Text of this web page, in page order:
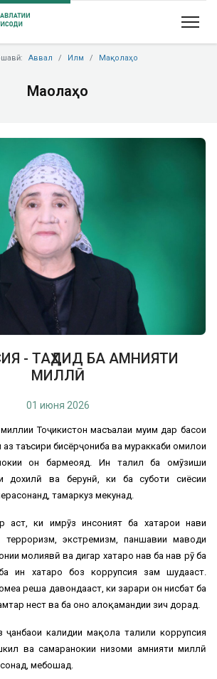
Аввал Илм Мақолаҳо
Мақолаҳо
- ТАҲДИД БА АМНИЯТИ
МИЛЛӢ
01 июня 2026
Тоҷикистон масъалаи муҳим дар баҳсҳои
таъсири бисёрҷониба ва мураккаби омилҳои
он бармеояд. Ин таҳлил ба омӯзиши
дохилӣ ва берунӣ, ки ба суботи сиёсии
тамаркуз мекунад.
аст, ки имрӯз инсоният ба хатарҳои нави
экстремизм, паҳншавии маводи
молиявӣ ва дигар хатарҳо нав ба нав рӯ ба
ин хатарҳо боз коррупсия зам шудааст.
реша давондааст, ки зарари он нисбат ба
нест ва ба онҳо алоқамандии зич дорад.
калидии мақола таҳлили коррупсия
ва самаранокии низоми амнияти миллӣ
мебошад.